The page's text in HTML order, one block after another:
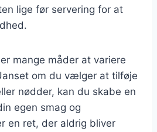
lige før servering for at
mange måder at variere
om du vælger at tilføje
nødder, kan du skabe en
egen smag og
en ret, der aldrig bliver